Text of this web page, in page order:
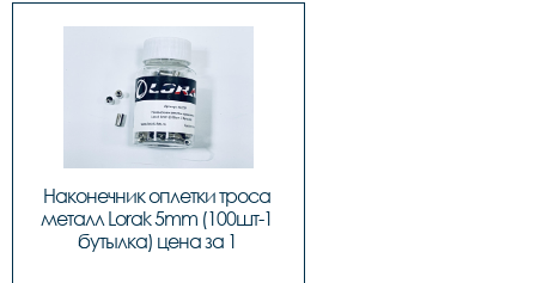
Наконечник оплетки троса
металл Lorak 5mm (100шт-1
бутылка) цена за 1